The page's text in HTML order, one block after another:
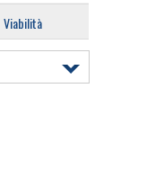
Viabilità